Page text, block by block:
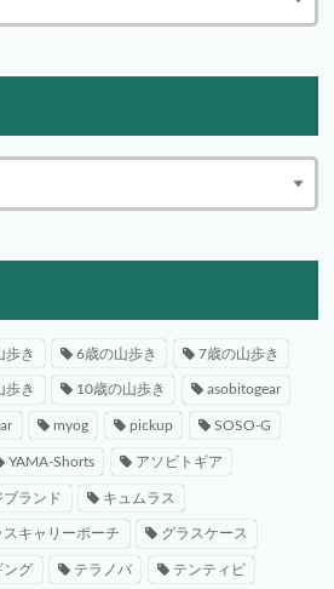
歩き 6歳の山歩き 7歳の山歩き
歩き 10歳の山歩き asobitogear
myog pickup SOSO-G
YAMA-Shorts アソビトギア
ブランド キュムラス
スキャリーポーチ グラスケース
ング テラノバ テンティピ